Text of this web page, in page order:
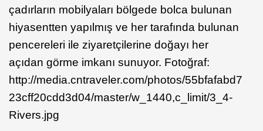
çadırların mobilyaları bölgede bolca bulunan
hiyasentten yapılmış ve her tarafında bulunan
pencereleri ile ziyaretçilerine doğayı her
açıdan görme imkanı sunuyor. Fotoğraf:
http://media.cntraveler.com/photos/55bfafabd7
23cff20cdd3d04/master/w_1440,c_limit/3_4-
Rivers.jpg